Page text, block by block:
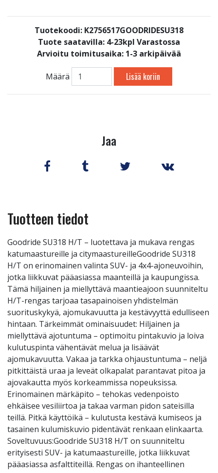
Tuotekoodi: K2756517GOODRIDESU318
Tuote saatavilla: 4-23kpl Varastossa
Arvioitu toimitusaika: 1-3 arkipäivää
Määrä Lisää koriin
Jaa
Tuotteen tiedot
Goodride SU318 H/T – luotettava ja mukava rengas
katumaastureille ja citymaastureilleGoodride SU318
H/T on erinomainen valinta SUV- ja 4x4-ajoneuvoihin,
jotka liikkuvat pääasiassa maanteillä ja kaupungissa.
Tämä hiljainen ja miellyttävä maantieajoon suunniteltu
H/T-rengas tarjoaa tasapainoisen yhdistelmän
suorituskykyä, ajomukavuutta ja kestävyyttä edulliseen
hintaan. Tärkeimmät ominaisuudet: Hiljainen ja
miellyttävä ajotuntuma – optimoitu pintakuvio ja loiva
kulutuspinta vähentävät melua ja lisäävät
ajomukavuutta. Vakaa ja tarkka ohjaustuntuma – neljä
pitkittäistä uraa ja leveät olkapalat parantavat pitoa ja
ajovakautta myös korkeammissa nopeuksissa.
Erinomainen märkäpito – tehokas vedenpoisto
ehkäisee vesiliirtoa ja takaa varman pidon sateisilla
teillä. Pitkä käyttöikä – kulutusta kestävä kumiseos ja
tasainen kulumiskuvio pidentävät renkaan elinkaarta.
Soveltuvuus:Goodride SU318 H/T on suunniteltu
erityisesti SUV- ja katumaastureille, jotka liikkuvat
pääasiassa asfalttiteillä. Rengas on ihanteellinen